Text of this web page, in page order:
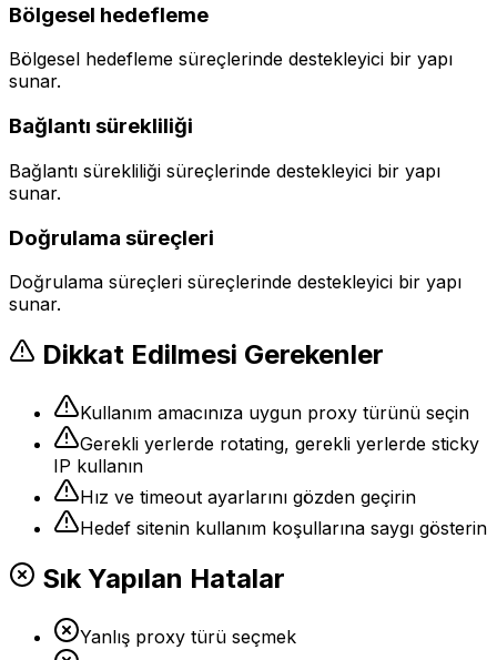
Bölgesel hedefleme
Bölgesel hedefleme süreçlerinde destekleyici bir yapı
sunar.
Bağlantı sürekliliği
Bağlantı sürekliliği süreçlerinde destekleyici bir yapı
sunar.
Doğrulama süreçleri
Doğrulama süreçleri süreçlerinde destekleyici bir yapı
sunar.
Dikkat Edilmesi Gerekenler
Kullanım amacınıza uygun proxy türünü seçin
Gerekli yerlerde rotating, gerekli yerlerde sticky
IP kullanın
Hız ve timeout ayarlarını gözden geçirin
Hedef sitenin kullanım koşullarına saygı gösterin
Sık Yapılan Hatalar
Yanlış proxy türü seçmek